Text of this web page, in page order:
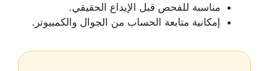
مناسبة للفحص قبل الإيداع الحقيقي.
إمكانية متابعة الحساب من الجوال والكمبيوتر.